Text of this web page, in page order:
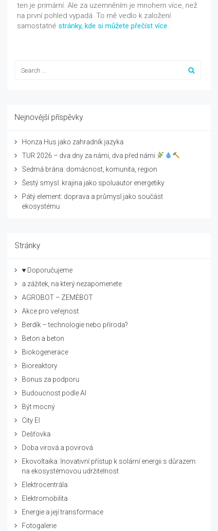
ten je primární. Ale za uzemněním je mnohem více, než
na první pohled vypadá. To mě vedlo k založení
samostatné stránky, kde si můžete přečíst více.
Nejnovější příspěvky
Honza Hus jako zahradník jazyka
TUR 2026 – dva dny za námi, dva před námi
Sedmá brána: domácnost, komunita, region
Šestý smysl: krajina jako spoluautor energetiky
Pátý element: doprava a průmysl jako součást
ekosystému
Stránky
♥ Doporučujeme
a zážitek, na který nezapomenete
AGROBOT – ZEMĚBOT
Akce pro veřejnost
Berdík – technologie nebo příroda?
Beton a beton
Biokogenerace
Bioreaktory
Bonus za podporu
Budoucnost podle AI
Být mocný
City El
Dešťovka
Doba virová a povirová
Ekovoltaika: Inovativní přístup k solární energii s důrazem
na ekosystémovou udržitelnost
Elektrocentrála
Elektromobilita
Energie a její transformace
Fotogalerie